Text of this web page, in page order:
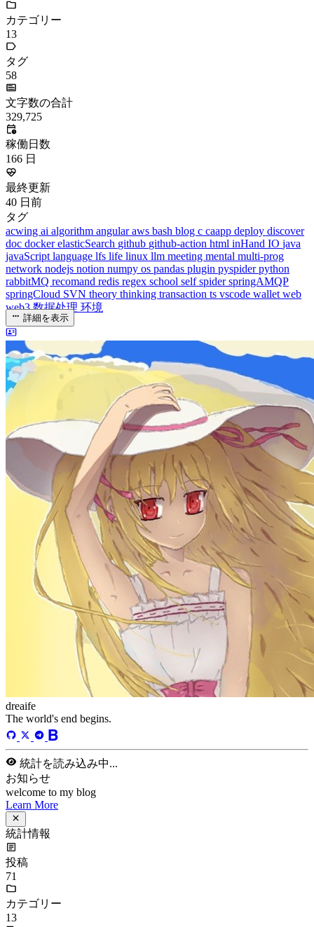
カテゴリー
13
タグ
58
文字数の合計
329,725
稼働日数
166 日
最終更新
40 日前
タグ
acwing ai algorithm angularaws bash blog c caapp deploy discover
doc dockerelasticSearch github github-action html inHand IO java
javaScript language lfs life linux llm meeting mental multi-prog
network nodejs notion numpy os pandas plugin pyspiderpython
rabbitMQ recomand redis regex school selfspiderspringAMQP
springCloud SVN theory thinking transaction ts vscode wallet web
web3数据处理 环境
詳細を表示
dreaife
The world's end begins.
統計を読み込み中...
お知らせ
welcome to my blog
Learn More
統計情報
投稿
71
カテゴリー
13